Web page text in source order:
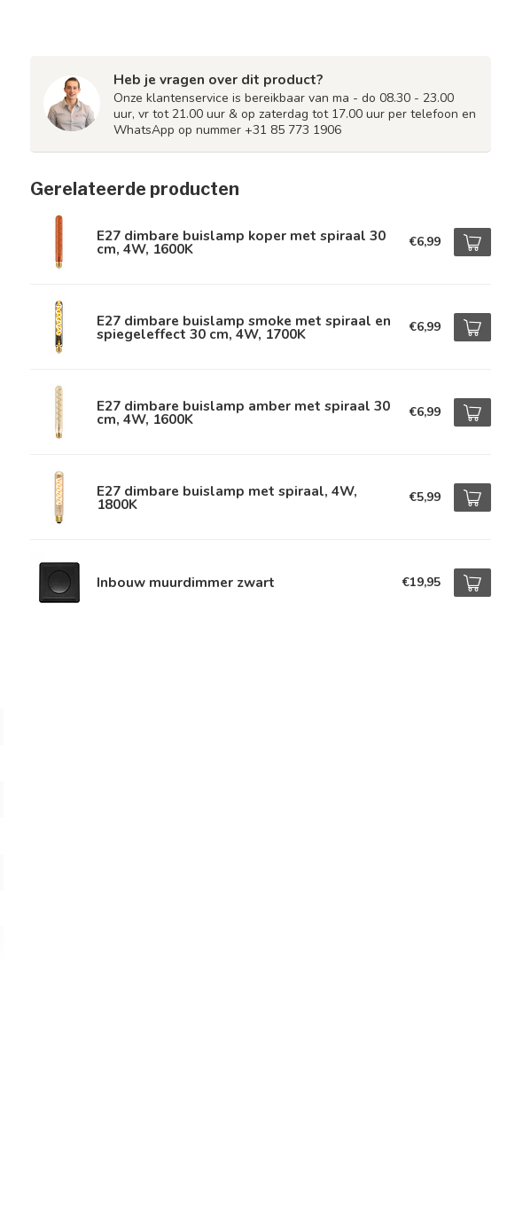
Heb je vragen over dit product?
Onze klantenservice is bereikbaar van ma - do 08.30 - 23.00
uur, vr tot 21.00 uur & op zaterdag tot 17.00 uur per telefoon en
WhatsApp op nummer +31 85 773 1906
Gerelateerde producten
E27 dimbare buislamp koper met spiraal 30
cm, 4W, 1600K €6,99
E27 dimbare buislamp smoke met spiraal en
spiegeleffect 30 cm, 4W, 1700K €6,99
E27 dimbare buislamp amber met spiraal 30
cm, 4W, 1600K €6,99
E27 dimbare buislamp met spiraal, 4W,
1800K €5,99
Inbouw muurdimmer zwart €19,95